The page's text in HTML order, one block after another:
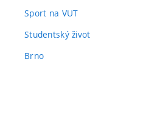
Sport na VUT
Studentský život
Brno